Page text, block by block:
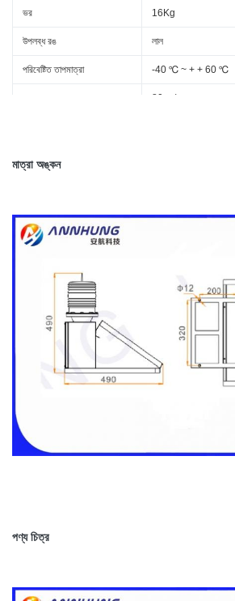
ভর 16Kg
উপলব্ধ রঙ লাল
পরিবেষ্টিত তাপমাত্রা -40 ℃ ~ + + 60 ℃
80m / সেকেন্ড
মাত্রা অঙ্কন
পণ্য চিত্র